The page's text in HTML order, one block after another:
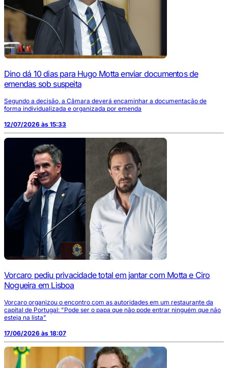
Dino dá 10 dias para Hugo Motta enviar documentos de
emendas sob suspeita
Segundo a decisão, a Câmara deverá encaminhar a documentação de
forma individualizada e organizada por emenda
12/07/2026 às 15:33
Vorcaro pediu privacidade total em jantar com Motta e Ciro
Nogueira em Lisboa
Vorcaro organizou o encontro com as autoridades em um restaurante da
capital de Portugal: "Pode ser o papa que não pode entrar ninguém que não
esteja na lista"
17/06/2026 às 18:07